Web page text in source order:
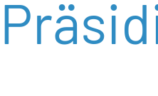
zum
Inhalt